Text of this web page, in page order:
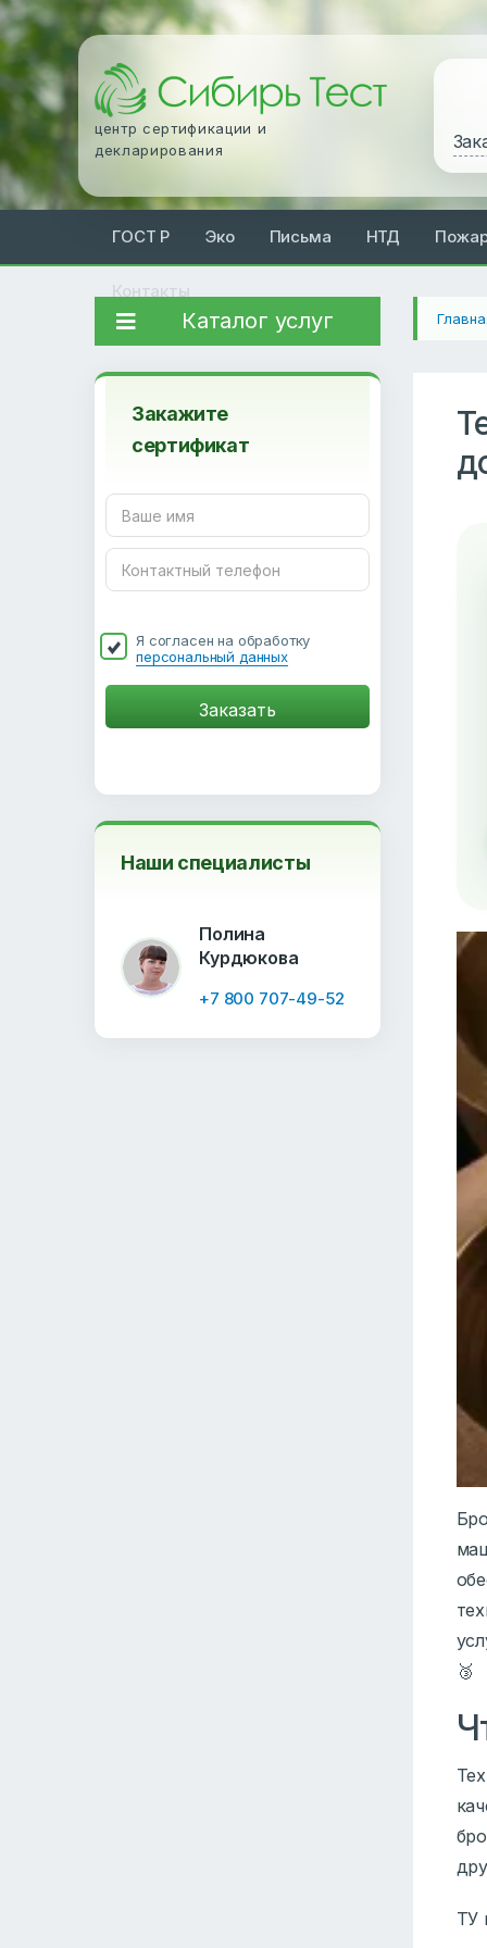
центр сертификации и
декларирования
ГОСТ Р Эко Письма НТД
Контакты
Каталог услуг
Закажите
сертификат
Я согласен на обработку
персональный данных
Наши специалисты
Полина
Курдюкова
+7 800 707-49-52
🥉
ТУ